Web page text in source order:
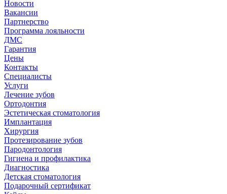
Новости
Вакансии
Партнерство
Программа лояльности
ДМС
Гарантия
Цены
Контакты
Специалисты
Услуги
Лечение зубов
Ортодонтия
Эстетическая стоматология
Имплантация
Хирургия
Протезирование зубов
Пародонтология
Гигиена и профилактика
Диагностика
Детская стоматология
Подарочный сертификат